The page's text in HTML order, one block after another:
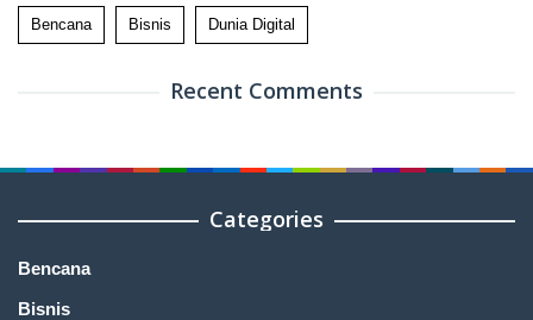
Bencana Bisnis Dunia Digital
Recent Comments
Categories
Bencana
Bisnis